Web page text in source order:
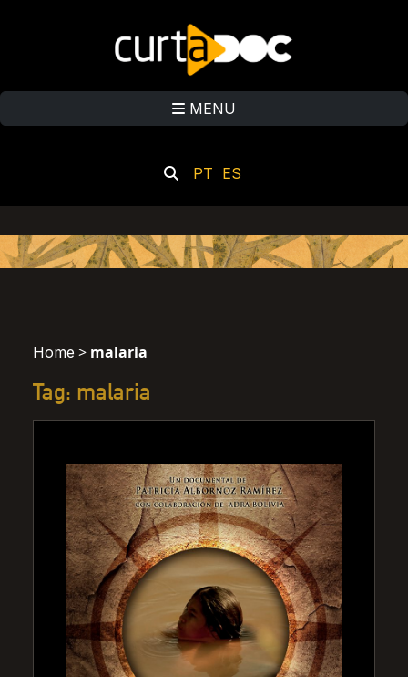
MENU
PT ES
Home > malaria
Tag: malaria